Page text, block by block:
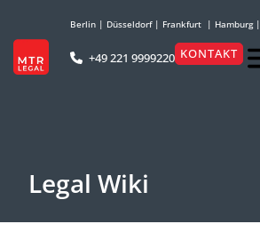
Berlin | Düsseldorf| Frankfurt | Hamburg|
+49 221 9999220 KONTAKT
Legal Wiki